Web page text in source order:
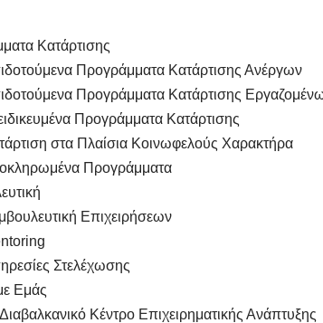
Κατάρτισης
Προγράμματα Κατάρτισης Ανέργων
Προγράμματα Κατάρτισης
Προγράμματα Κατάρτισης
στα Πλαίσια Κοινωφελούς Χαρακτήρα
Προγράμματα
Επιχειρήσεων
Στελέχωσης
Εμάς
Κέντρο Επιχειρηματικής Ανάπτυξης